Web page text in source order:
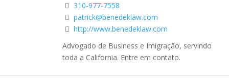
310-977-7558
patrick@benedeklaw.com
http://www.benedeklaw.com
Advogado de Business e Imigração, servindo
toda a California. Entre em contato.